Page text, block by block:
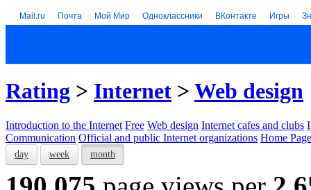
Mail.ru Почта Мой Мир Одноклассники ВКонтакте Игры
Rating > Internet > Web design
Introduction to the Internet Free Web design Internet cafes and clubs
Communication Official and public Internet organizations Home
day week month